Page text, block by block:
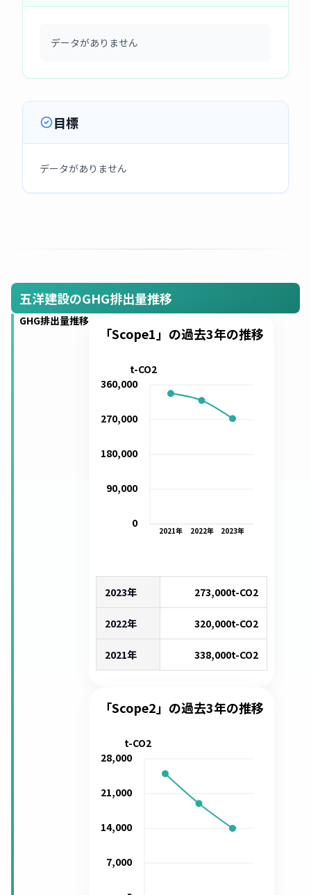
データがありません
目標
データがありません
五洋建設のGHG排出量推移
GHG排出量推移
「Scope1」の過去3年の推移
2021年 2022年 2023年
0
90,000
180,000
270,000
360,000
t-CO2
2023年 273,000t-CO2
2022年 320,000t-CO2
2021年 338,000t-CO2
「Scope2」の過去3年の推移
7,000
14,000
21,000
28,000
t-CO2